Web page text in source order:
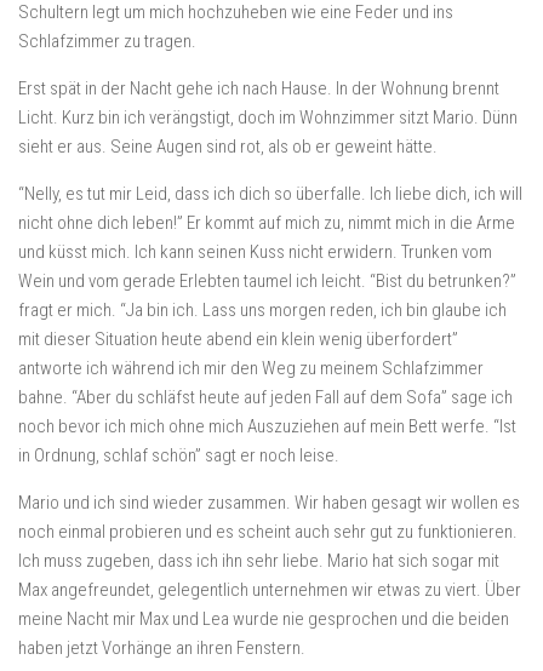
Schultern legt um mich hochzuheben wie eine Feder und ins
Schlafzimmer zu tragen.
Erst spät in der Nacht gehe ich nach Hause. In der Wohnung brennt
Licht. Kurz bin ich verängstigt, doch im Wohnzimmer sitzt Mario. Dünn
sieht er aus. Seine Augen sind rot, als ob er geweint hätte.
“Nelly, es tut mir Leid, dass ich dich so überfalle. Ich liebe dich, ich will
nicht ohne dich leben!” Er kommt auf mich zu, nimmt mich in die Arme
und küsst mich. Ich kann seinen Kuss nicht erwidern. Trunken vom
Wein und vom gerade Erlebten taumel ich leicht. “Bist du betrunken?”
fragt er mich. “Ja bin ich. Lass uns morgen reden, ich bin glaube ich
mit dieser Situation heute abend ein klein wenig überfordert”
antworte ich während ich mir den Weg zu meinem Schlafzimmer
bahne. “Aber du schläfst heute auf jeden Fall auf dem Sofa” sage ich
noch bevor ich mich ohne mich Auszuziehen auf mein Bett werfe. “Ist
in Ordnung, schlaf schön” sagt er noch leise.
Mario und ich sind wieder zusammen. Wir haben gesagt wir wollen es
noch einmal probieren und es scheint auch sehr gut zu funktionieren.
Ich muss zugeben, dass ich ihn sehr liebe. Mario hat sich sogar mit
Max angefreundet, gelegentlich unternehmen wir etwas zu viert. Über
meine Nacht mir Max und Lea wurde nie gesprochen und die beiden
haben jetzt Vorhänge an ihren Fenstern.